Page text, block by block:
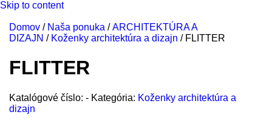
Skip to content
Domov / Naša ponuka /ARCHITEKTÚRA A
DIZAJN / Koženky architektúra a dizajn / FLITTER
FLITTER
Katalógové číslo: - Kategória: Koženky architektúra a
dizajn